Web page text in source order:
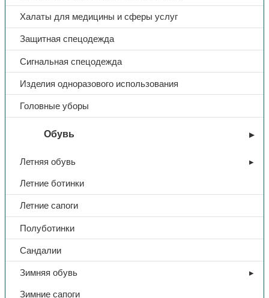
Халаты для медицины и сферы услуг
Защитная спецодежда
Сигнальная спецодежда
Изделия одноразового использования
Головные уборы
Обувь
Летняя обувь
Летние ботинки
Летние сапоги
Полуботинки
Сандалии
Зимняя обувь
Зимние сапоги